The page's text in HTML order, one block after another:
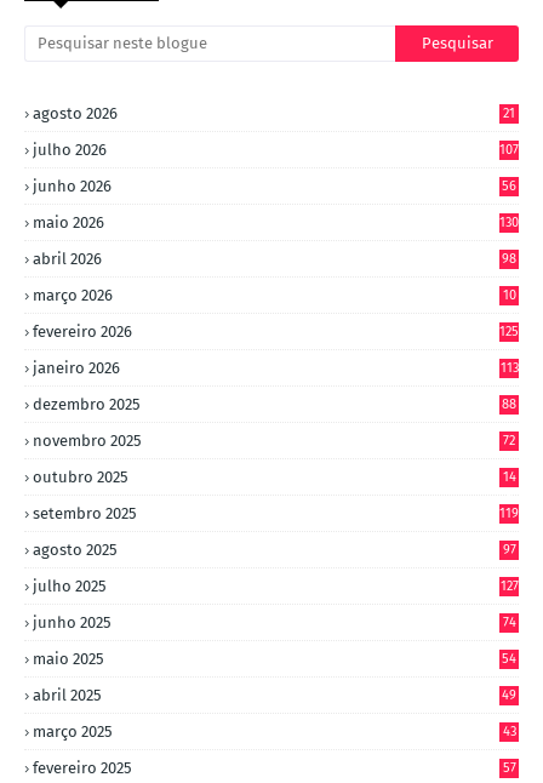
agosto 2026 21
julho 2026 107
junho 2026 56
maio 2026 130
abril 2026 98
março 2026
10
fevereiro 2026 125
janeiro 2026 113
dezembro 2025 88
novembro 2025 72
outubro 2025
14
setembro 2025 119
agosto 2025 97
julho 2025 127
junho 2025 74
maio 2025 54
abril 2025 49
março 2025 43
fevereiro 2025 57